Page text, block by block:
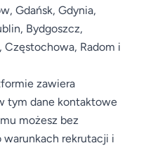
Gdańsk, Gdynia,
Bydgoszcz,
Częstochowa, Radom i
zawiera
tym dane kontaktowe
możesz bez
rekrutacji i